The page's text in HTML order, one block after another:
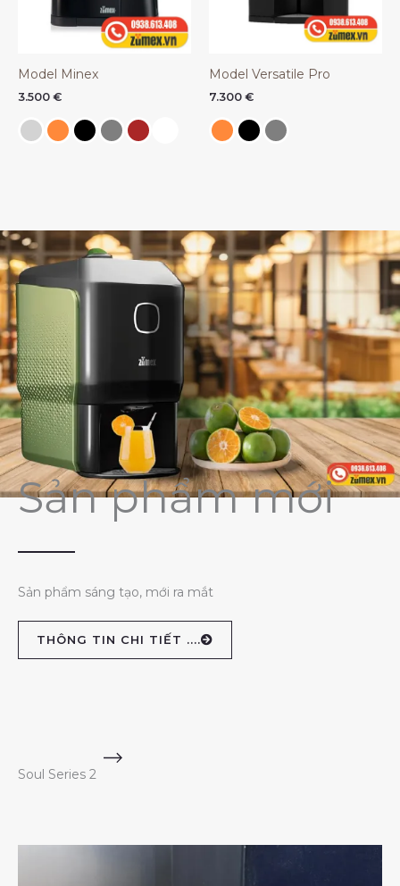
Model Minex
3.500 €
Model Versatile Pro
7.300 €
Sản phẩm mới
Sản phẩm sáng tạo, mới ra mắt
THÔNG TIN CHI TIẾT ....
Soul Series 2